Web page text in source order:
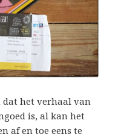
het verhaal van
is, al kan het
af en toe eens te